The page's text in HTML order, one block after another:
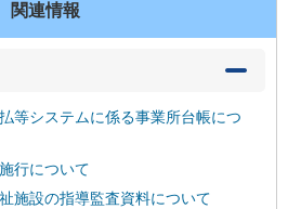
関連情報
等システムに係る事業所台帳につ
行について
施設の指導監査資料について